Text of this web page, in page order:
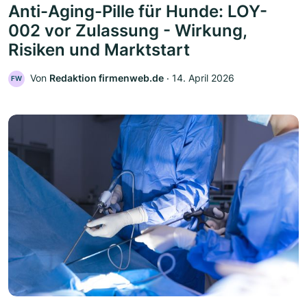
Anti-Aging-Pille für Hunde: LOY-
002 vor Zulassung - Wirkung,
Risiken und Marktstart
FW Von Redaktion firmenweb.de ‧ 14. April 2026